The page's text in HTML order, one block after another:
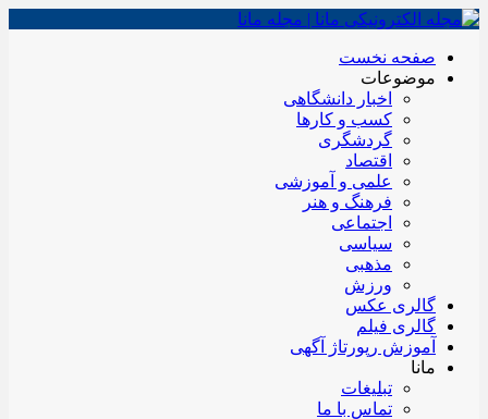
صفحه نخست
موضوعات
اخبار دانشگاهی
کسب و کارها
گردشگری
اقتصاد
علمی و آموزشی
فرهنگ و هنر
اجتماعی
سیاسی
مذهبی
ورزش
گالری عکس
گالری فیلم
آموزش رپورتاژ آگهی
مانا
تبلیغات
تماس با ما